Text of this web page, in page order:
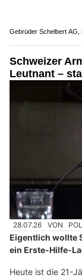
Gebrüder Schelbert AG,
Schweizer
Leutnant –
28.07.26 VON
Eigentlich wollte
ein Erste-Hilfe-
Heute ist die 21-